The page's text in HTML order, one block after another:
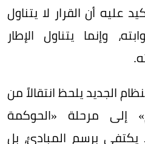
عليه أن القرار لا يتناول
وإنما يتناول الإطار
الجديد يلحظ انتقالاً من
إلى مرحلة «الحوكمة
يكتفي برسم المبادئ، بل